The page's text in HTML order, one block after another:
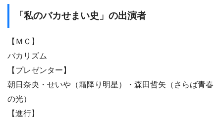
「私のバカせまい史」の出演者
【ＭＣ】
バカリズム
【プレゼンター】
朝日奈央・せいや（霜降り明星）・森田哲矢（さらば青春
の光）
【進行】